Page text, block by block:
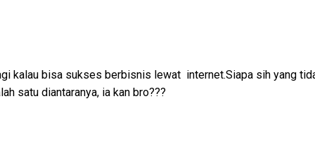
kalau bisa sukses berbisnis lewat internet.Siapa sih yang
satu diantaranya, ia kan bro???